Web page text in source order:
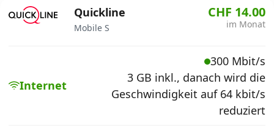
Alle Anbieter
Mobilfunknetz Schweiz
Handy-Abo-Aktionen
Quickline
Mobile S
CHF 14.00
im Monat
Internet
300 Mbit/s
3 GB inkl., danach wird die
Geschwindigkeit auf 64 kbit/s
reduziert